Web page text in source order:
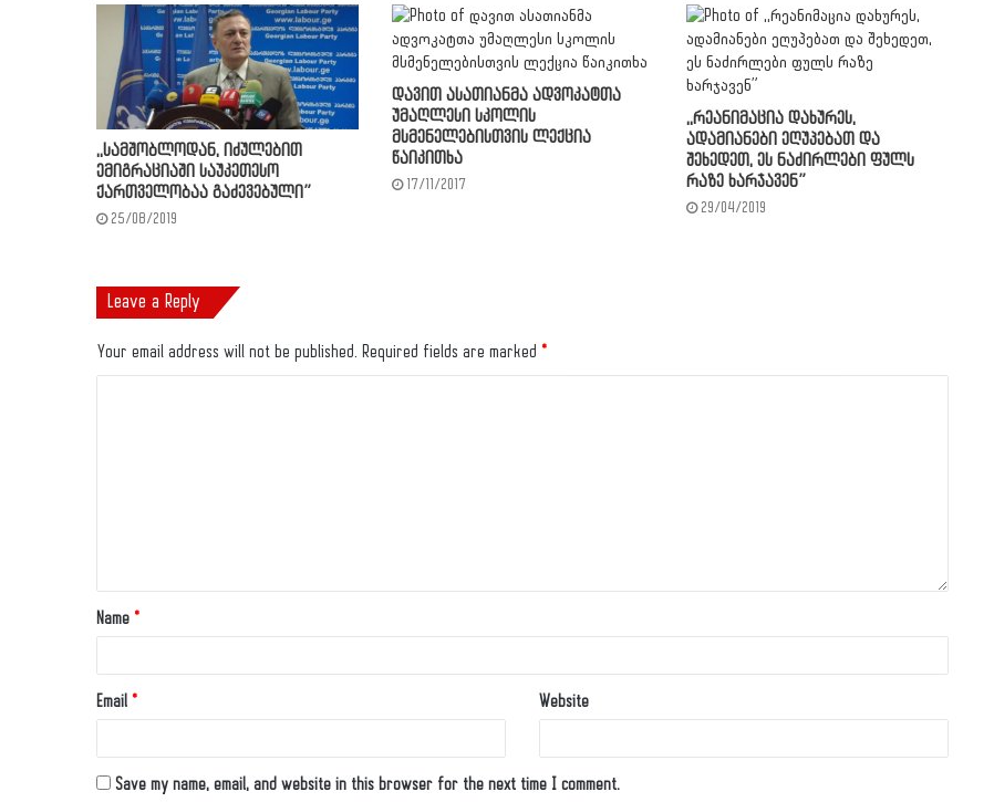
,,სამშობლოდან, იძულებით
ემიგრაციაში საუკეთესო
ქართველობაა გაძევებული”
25/08/2019
დავით ასათიანმა ადვოკატთა
უმაღლესი სკოლის
მსმენელებისთვის ლექცია
წაიკითხა
17/11/2017
,,რეანიმაცია დახურეს,
ადამიანები ეღუპებათ და
შეხედეთ, ეს ნაძირლები ფულს
რაზე ხარჯავენ”
29/04/2019
Leave a Reply
Your email address will not be published. Required fields are marked *
Name *
Email * Website
Save my name, email, and website in this browser for the next time I comment.